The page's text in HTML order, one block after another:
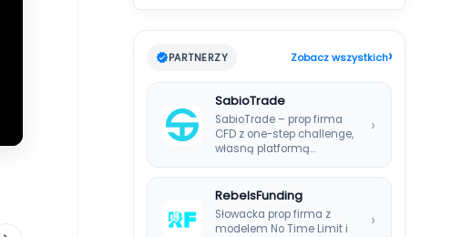
PARTNERZY Zobacz wszystkich›
SabioTrade
SabioTrade – prop firma
CFD z one-step challenge,
własną platformą
wypłatami co…
›
RebelsFunding
Słowacka prop firma z
modelem No Time Limit i
›